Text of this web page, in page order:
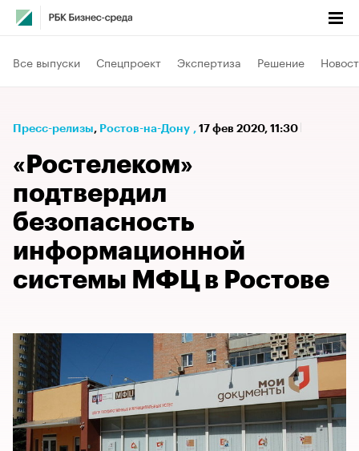
Все выпуски Спецпроект Экспертиза Решение
Пресс-релизы⁠, Ростов-на-Дону , 17 фев 2020, 11:30
«Ростелеком»
подтвердил
безопасность
информационной
системы МФЦ в Ростове